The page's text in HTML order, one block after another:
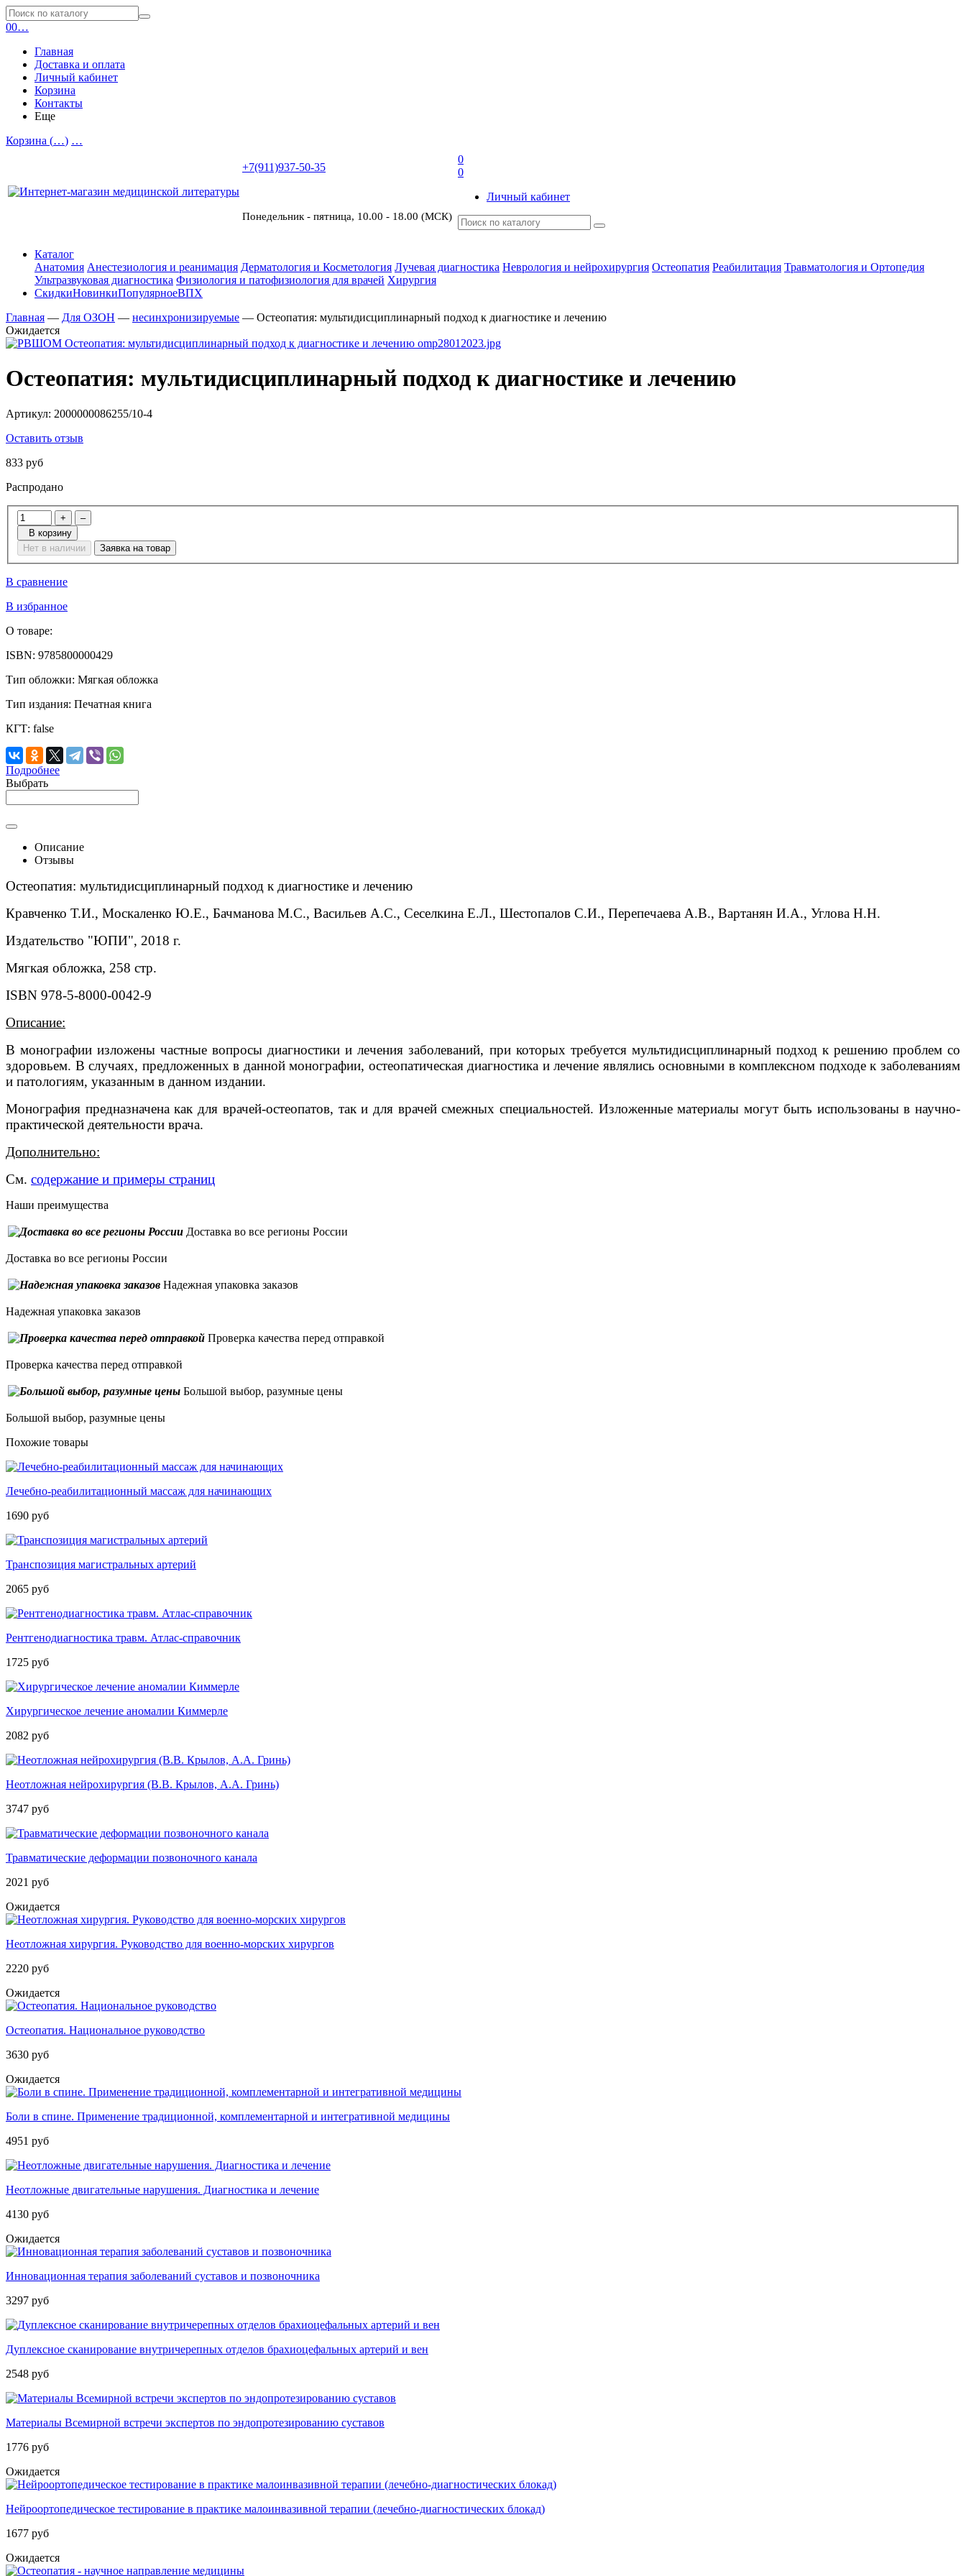
00…
Главная
Доставка и оплата
Личный кабинет
Корзина
Контакты
Еще
Корзина (…) …
+7(911)937-50-35
Понедельник - пятница, 10.00 - 18.00 (МСК)
0
0
Личный кабинет
Каталог
Анатомия Анестезиология и реанимация Дерматология и Косметология Лучевая диагностика Неврология и нейрохирургия Остеопатия Реабилитация Травматология и Ортопедия
Ультразвуковая диагностика Физиология и патофизиология для врачей Хирургия
СкидкиНовинкиПопулярноеВПХ
Главная — Для ОЗОН — несинхронизируемые — Остеопатия: мультидисциплинарный подход к диагностике и лечению
Ожидается
Остеопатия: мультидисциплинарный подход к диагностике и лечению
Артикул: 2000000086255/10-4
Оставить отзыв
833 руб
Распродано
+
–
В корзину
Нет в наличии
Заявка на товар
В сравнение
В избранное
О товаре:
ISBN: 9785800000429
Тип обложки: Мягкая обложка
Тип издания: Печатная книга
КГТ: false
Подробнее
Выбрать
Описание
Отзывы
Остеопатия: мультидисциплинарный подход к диагностике и лечению
Кравченко Т.И., Москаленко Ю.Е., Бачманова М.С., Васильев А.С., Сеселкина Е.Л., Шестопалов С.И., Перепечаева А.В., Вартанян И.А., Углова Н.Н.
Издательство "ЮПИ", 2018 г.
Мягкая обложка, 258 стр.
ISBN 978-5-8000-0042-9
Описание:
В монографии изложены частные вопросы диагностики и лечения заболеваний, при которых требуется мультидисциплинарный подход к решению проблем со
здоровьем. В случаях, предложенных в данной монографии, остеопатическая диагностика и лечение являлись основными в комплексном подходе к заболеваниям
и патологиям, указанным в данном издании.
Монография предназначена как для врачей-остеопатов, так и для врачей смежных специальностей. Изложенные материалы могут быть использованы в научно-
практической деятельности врача.
Дополнительно:
См. содержание и примеры страниц
Наши преимущества
Доставка во все регионы России
Доставка во все регионы России
Надежная упаковка заказов
Надежная упаковка заказов
Проверка качества перед отправкой
Проверка качества перед отправкой
Большой выбор, разумные цены
Большой выбор, разумные цены
Похожие товары
Лечебно-реабилитационный массаж для начинающих
1690 руб
Транспозиция магистральных артерий
2065 руб
Рентгенодиагностика травм. Атлас­-справочник
1725 руб
Хирургическое лечение аномалии Киммерле
2082 руб
Неотложная нейрохирургия (В.В. Крылов, А.А. Гринь)
3747 руб
Травматические деформации позвоночного канала
2021 руб
Ожидается
Неотложная хирургия. Руководство для военно-морских хирургов
2220 руб
Ожидается
Остеопатия. Национальное руководство
3630 руб
Ожидается
Боли в спине. Применение традиционной, комплементарной и интегративной медицины
4951 руб
Неотложные двигательные нарушения. Диагностика и лечение
4130 руб
Ожидается
Инновационная терапия заболеваний суставов и позвоночника
3297 руб
Дуплексное сканирование внутричерепных отделов брахиоцефальных артерий и вен
2548 руб
Материалы Всемирной встречи экспертов по эндопротезированию суставов
1776 руб
Ожидается
Нейроортопедическое тестирование в практике малоинвазивной терапии (лечебно-диагностических блокад)
1677 руб
Ожидается